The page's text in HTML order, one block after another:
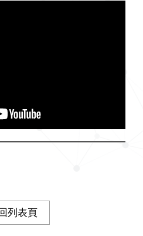
列表頁